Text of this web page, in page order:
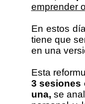
emprender
En estos
tiene que
en una
Esta
3 sesiones
una, se